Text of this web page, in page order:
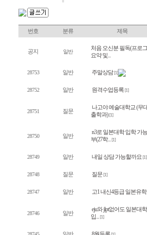
번호 분류 제목
공지 일반
처음 오신분 필독(프로
요약 및...
28753 일반 주말상담 [1]
28752 일반 원격수업등록 [1]
28751 질문
나고야 예술대학교 (무
출학과) [1]
28750 일반
n3로 일본대학 입학 가
부(27학... [1]
28749 일반 내일 상담 가능할까요 [1]
28748 질문 질문 [1]
28747 일반 고1 내신4등급 일본유학
28746 일반
eju와 jlpt없어도 일본대학
입... [1]